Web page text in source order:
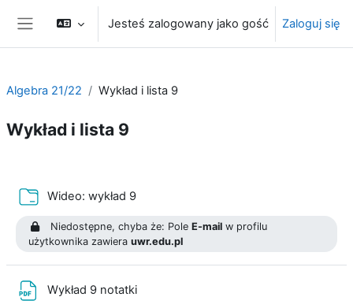
Przejdź do głównej zawartości
Panel boczny
Jesteś zalogowany jako gość Zaloguj się
Algebra 21/22 Wykład i lista 9
Wykład i lista 9
Wideo: wykład 9Folder
Niedostępne, chyba że: PoleE-mail w profilu
użytkownika zawiera uwr.edu.pl
Wykład 9 notatki